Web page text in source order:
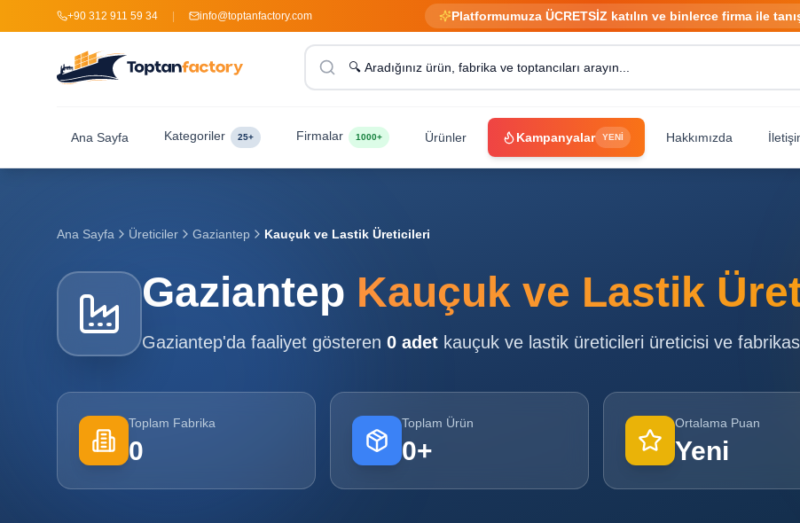
+90 312 911 59 34 info@toptanfactory.com Platformumuza ÜCRETSİZ katılın ve binlerce firma ile
Ana Sayfa Kategoriler 25+ Firmalar 1000+ Ürünler Kampanyalar YENİ Hakkımızda
Ana Sayfa Üreticiler Gaziantep Kauçuk ve Lastik Üreticileri
Gaziantep Kauçuk ve Lastik
Gaziantep'da faaliyet gösteren 0 adet kauçuk ve lastik üreticileri üreticisi ve
Toplam Fabrika
0
Toplam Ürün
0+
Ortalama Puan
Yeni